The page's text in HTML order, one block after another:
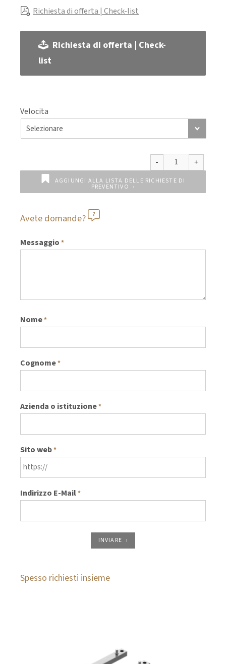
Richiesta di offerta | Check-list
Richiesta di offerta | Check-
list
Velocita
AGGIUNGI ALLA LISTA DELLE RICHIESTE DI
PREVENTIVO
Avete domande?
Messaggio *
Nome*
Cognome*
Azienda o istituzione*
Sito web*
Indirizzo E-Mail*
INVIARE
Spesso richiesti insieme